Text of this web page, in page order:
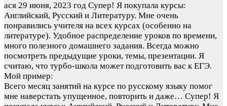
ася 29 июня, 2023 год Супер! Я покупала курсы:
Английский, Русский и Литературу. Мне очень
понравились учителя на всех курсах (особенно на
литературе). Удобное распределение уроков по времени,
много полезного домашнего задания. Всегда можно
посмотреть предыдущие уроки, темы, презентации. Я
считаю, что турбо-школа может подготовить вас к ЕГЭ.
Мой пример:
Всего месяц занятий на курсе по русскому языку помог
мне наверстать упущенное, повторить и даже… Супер! Я